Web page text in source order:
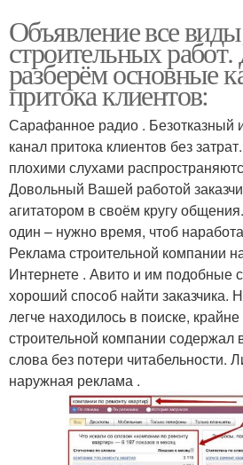
Объявление все виды
строительных
разберём основные
притока клиентов:
Сарафанное радио . Безотказный
канал притока клиентов без
плохими слухами
Довольный Вашей работой
агитатором в своём кругу
один – нужно время, чтоб
Реклама строительной компании
Интернете . Авито и им подобные
хороший способ найти заказчика.
легче находилось в поиске,
строительной компании
слова без потери читабельности.
наружная реклама .